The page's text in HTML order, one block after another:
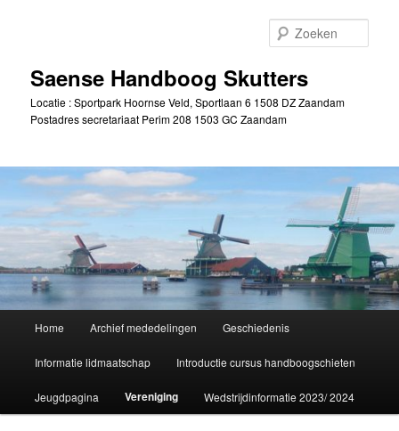
inhoudSaense Handboog Skutters
Locatie : Sportpark Hoornse Veld, Sportlaan 6 1508 DZ Zaandam
Postadres secretariaat Perim 208 1503 GC Zaandam
Home Archief mededelingen Geschiedenis
Informatie lidmaatschap Introductie cursus handboogschieten
Jeugdpagina Vereniging Wedstrijdinformatie 2023/ 2024